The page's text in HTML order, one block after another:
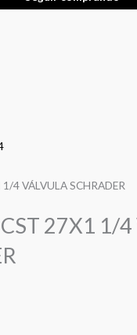
4 VÁLVULA SCHRADER
27X1 1/